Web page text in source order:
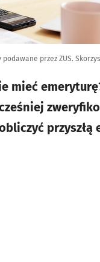
przez ZUS.
mieć
przyszłą